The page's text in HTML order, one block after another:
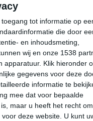
tot informatie op
die door
en inhoudsmeting,
wij en onze 1538
apparatuur. Klik hieronder
gegevens voor deze
informatie te
mee dat voor bepaalde
maar u heeft het recht
deze website. U kunt